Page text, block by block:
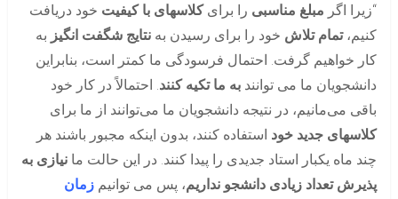
“زیرا اگر مبلغ مناسبی را برایکلاسهای با کیفیت خود دریافت
کنیم،تمام تلاش خود را برای رسیدن به نتایج شگفت انگیز به
کار خواهیم گرفت. احتمال فرسودگی ما کمتر است، بنابراین
دانشجویان ما می توانند به ما تکیه کنند. احتمالاً در کار خود
باقی می‌مانیم، در نتیجه دانشجویان ما می‌توانند از ما برای
کلاسهای جدید خود استفاده کنند، بدون اینکه مجبور باشند هر
چند ماه یکبار استاد جدیدی را پیدا کنند. در این حالت ما نیازی به
پذیرش تعداد زیادی دانشجو نداریم، پس می توانیم زمان